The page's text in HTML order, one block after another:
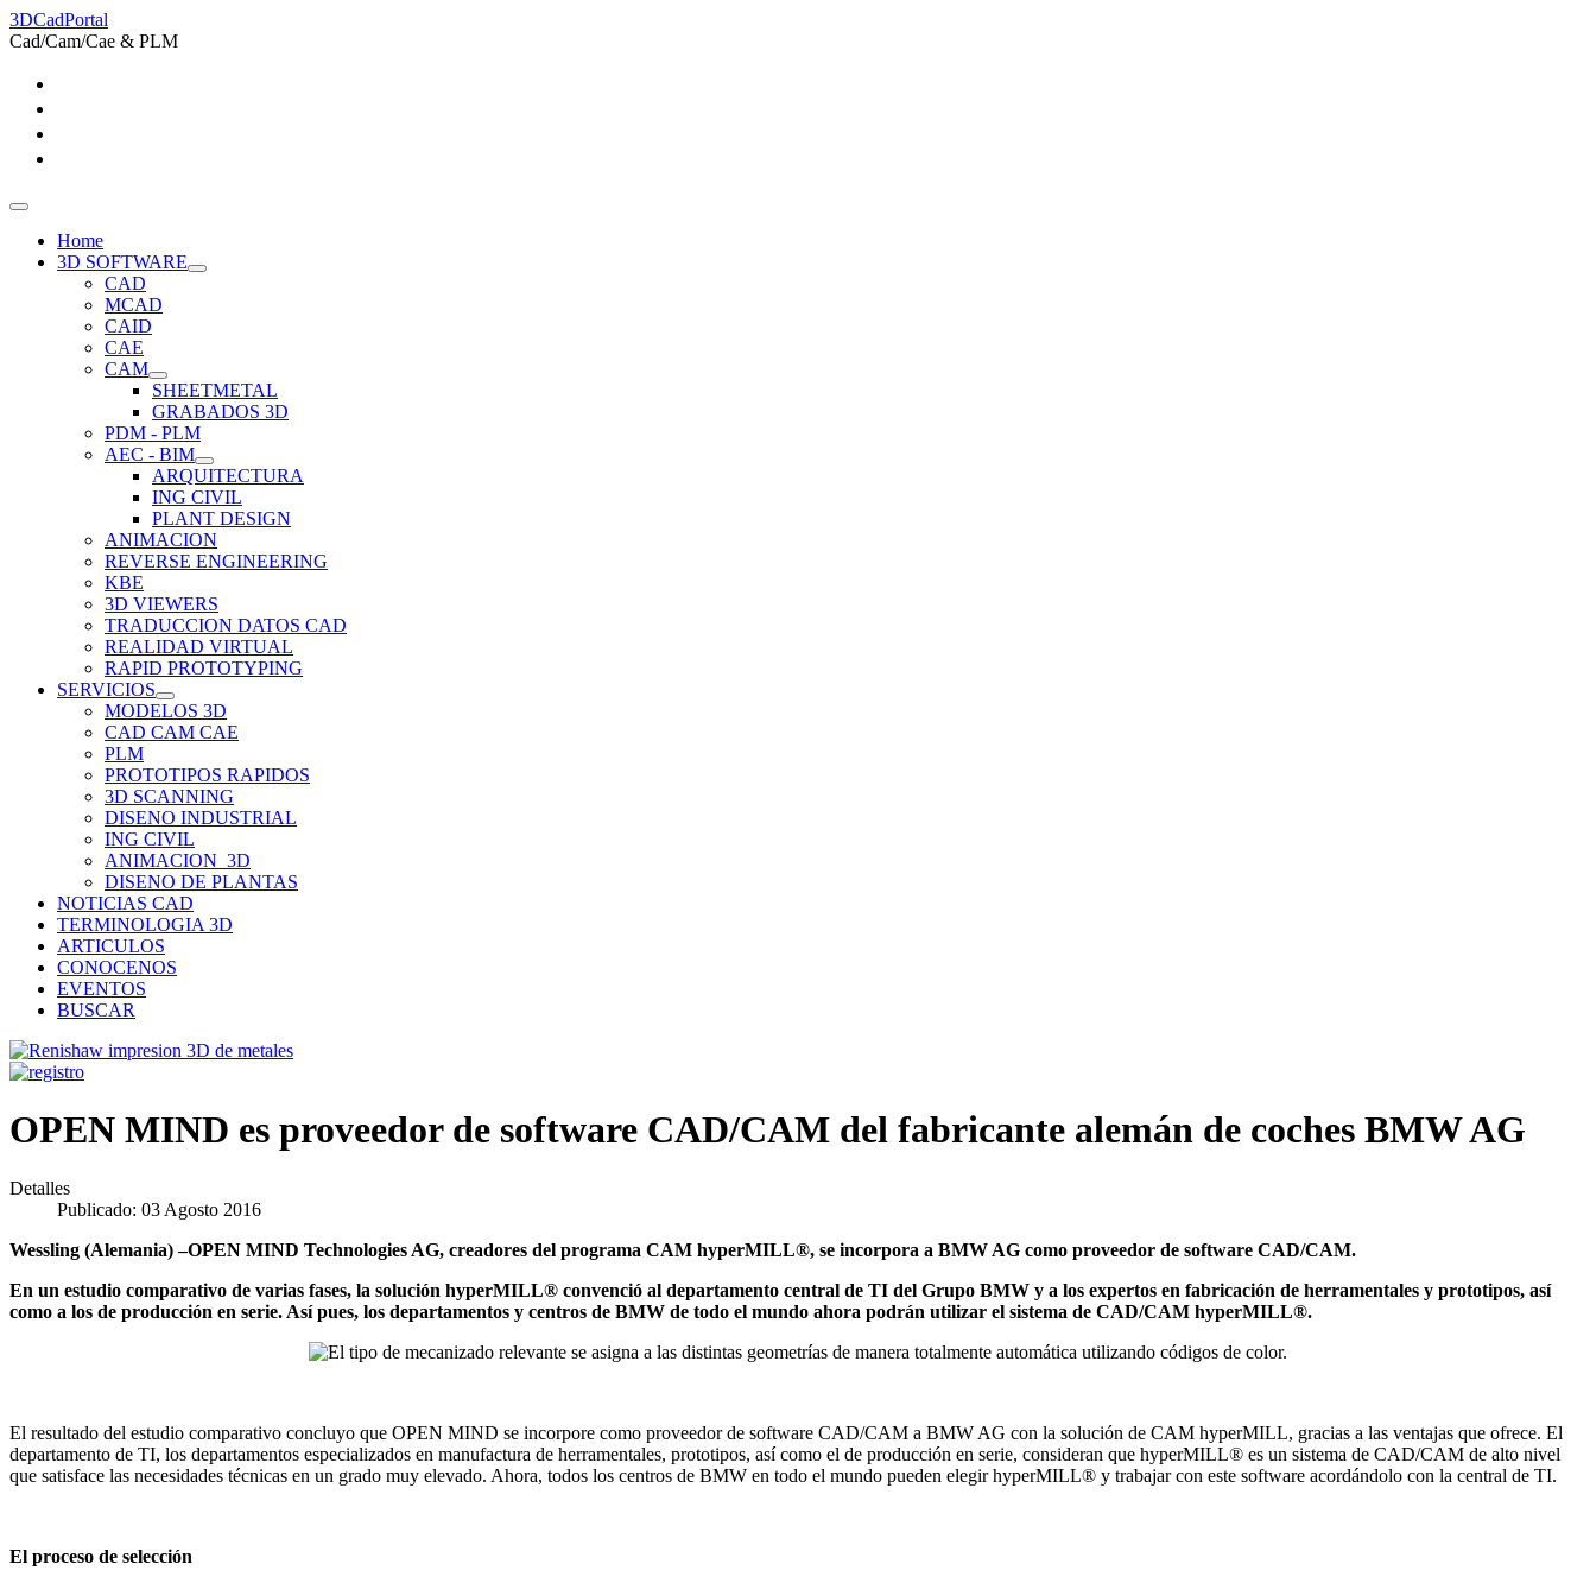
3DCadPortal
Cad/Cam/Cae & PLM
Home
3D SOFTWARE
CAD
MCAD
CAID
CAE
CAM
SHEETMETAL
GRABADOS 3D
PDM - PLM
AEC - BIM
ARQUITECTURA
ING CIVIL
PLANT DESIGN
ANIMACION
REVERSE ENGINEERING
KBE
3D VIEWERS
TRADUCCION DATOS CAD
REALIDAD VIRTUAL
RAPID PROTOTYPING
SERVICIOS
MODELOS 3D
CAD CAM CAE
PLM
PROTOTIPOS RAPIDOS
3D SCANNING
DISENO INDUSTRIAL
ING CIVIL
ANIMACION_3D
DISENO DE PLANTAS
NOTICIAS CAD
TERMINOLOGIA 3D
ARTICULOS
CONOCENOS
EVENTOS
BUSCAR
OPEN MIND es proveedor de software CAD/CAM del fabricante alemán de coches BMW AG
Detalles
Publicado: 03 Agosto 2016
Wessling (Alemania) –OPEN MIND Technologies AG, creadores del programa CAM hyperMILL®, se incorpora a BMW AG como proveedor de software CAD/CAM.
En un estudio comparativo de varias fases, la solución hyperMILL® convenció al departamento central de TI del Grupo BMW y a los expertos en fabricación de herramentales y prototipos, así
como a los de producción en serie. Así pues, los departamentos y centros de BMW de todo el mundo ahora podrán utilizar el sistema de CAD/CAM hyperMILL®.
El resultado del estudio comparativo concluyo que OPEN MIND se incorpore como proveedor de software CAD/CAM a BMW AG con la solución de CAM hyperMILL, gracias a las ventajas que ofrece. El
departamento de TI, los departamentos especializados en manufactura de herramentales, prototipos, así como el de producción en serie, consideran que hyperMILL® es un sistema de CAD/CAM de alto nivel
que satisface las necesidades técnicas en un grado muy elevado. Ahora, todos los centros de BMW en todo el mundo pueden elegir hyperMILL® y trabajar con este software acordándolo con la central de TI.
El proceso de selección